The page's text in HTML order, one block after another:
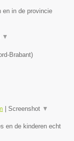
en in de provincie
▼
Brabant)
Screenshot ▼
en de kinderen echt